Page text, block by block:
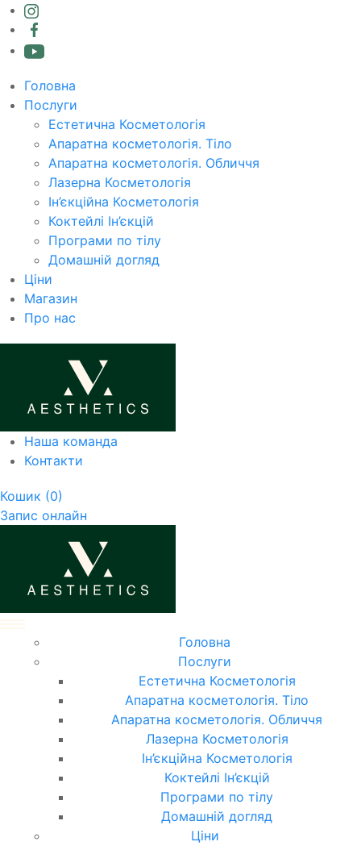
Головна
Послуги
Естетична Косметологія
Апаратна косметологія. Тіло
Апаратна косметологія. Обличчя
Лазерна Косметологія
Ін’єкційна Косметологія
Коктейлі Ін’єкцій
Програми по тілу
Домашній догляд
Ціни
Магазин
Про нас
Наша команда
Контакти
Кошик (0)
Запис онлайн
Головна
Послуги
Естетична Косметологія
Апаратна косметологія. Тіло
Апаратна косметологія. Обличчя
Лазерна Косметологія
Ін’єкційна Косметологія
Коктейлі Ін’єкцій
Програми по тілу
Домашній догляд
Ціни